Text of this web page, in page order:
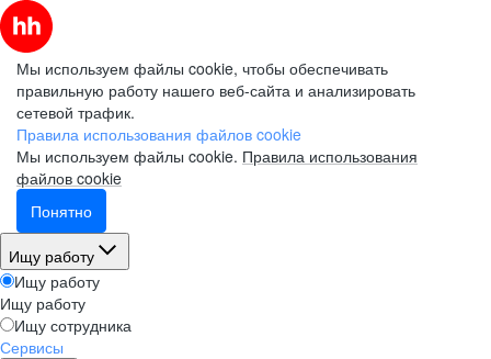
Мы используем файлы cookie, чтобы обеспечивать
правильную работу нашего веб-сайта и анализировать
сетевой трафик.
Правила использования файлов cookie
Мы используем файлы cookie. Правила использования
файлов cookie
Понятно
Ищу работу
Ищу работу
Ищу работу
Ищу сотрудника
Сервисы